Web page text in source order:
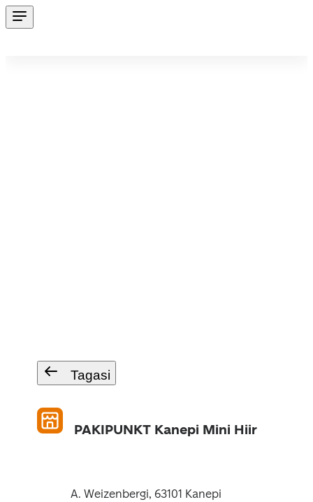
Tagasi
PAKIPUNKT Kanepi Mini Hiir
A. Weizenbergi, 63101 Kanepi